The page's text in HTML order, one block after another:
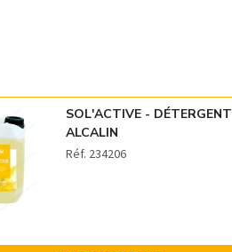
SOL'ACTIVE - DÉTERGENT
ALCALIN
Réf. 234206